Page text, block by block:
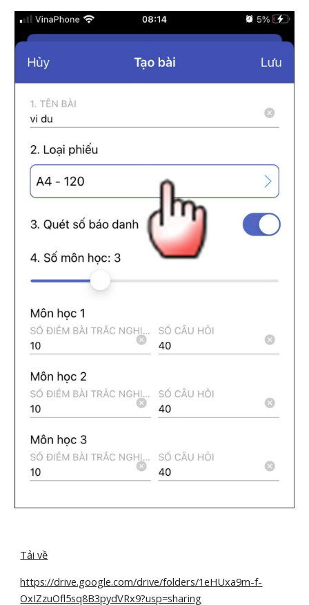
Tải về
https://drive.google.com/drive/folders/1eHUxa9m-f-
OxIZzuOfl5sq8B3pydVRx9?usp=sharing